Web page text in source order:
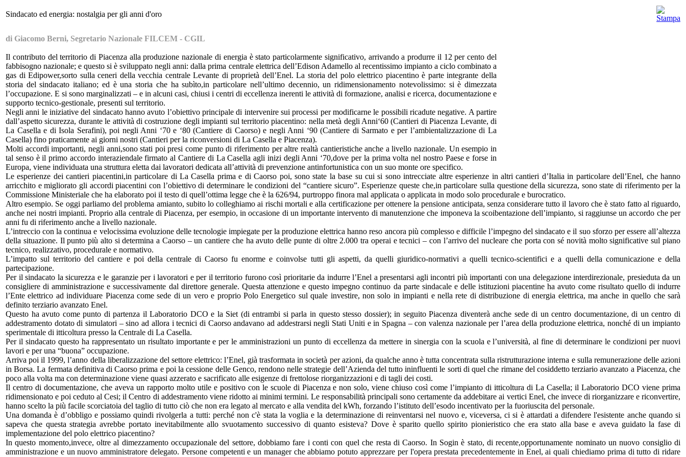
Sindacato ed energia: nostalgia per gli anni d'oro
di Giacomo Berni, Segretario Nazionale FILCEM - CGIL
Il contributo del territorio di Piacenza alla produzione nazionale di energia è stato particolarmente significativo, arrivando a produrre il 12 per cento del
fabbisogno nazionale; e questo si è sviluppato negli anni: dalla prima centrale elettrica dell’Edison Adamello al recentissimo impianto a ciclo combinato a
gas di Edipower,sorto sulla ceneri della vecchia centrale Levante di proprietà dell’Enel. La storia del polo elettrico piacentino è parte integrante della
storia del sindacato italiano; ed è una storia che ha subìto,in particolare nell’ultimo decennio, un ridimensionamento notevolissimo: si è dimezzata
l’occupazione. E si sono marginalizzati – e in alcuni casi, chiusi i centri di eccellenza inerenti le attività di formazione, analisi e ricerca, documentazione e
supporto tecnico-gestionale, presenti sul territorio.
Negli anni le iniziative del sindacato hanno avuto l’obiettivo principale di intervenire sui processi per modificarne le possibili ricadute negative. A partire
dall’aspetto sicurezza, durante le attività di costruzione degli impianti sul territorio piacentino: nella metà degli Anni‘60 (Cantieri di Piacenza Levante, di
La Casella e di Isola Serafini), poi negli Anni ‘70 e ‘80 (Cantiere di Caorso) e negli Anni ‘90 (Cantiere di Sarmato e per l’ambientalizzazione di La
Casella) fino praticamente ai giorni nostri (Cantieri per la riconversioni di La Casella e Piacenza).
Molti accordi importanti, negli anni,sono stati poi presi come punto di riferimento per altre realtà cantieristiche anche a livello nazionale. Un esempio in
tal senso è il primo accordo interaziendale firmato al Cantiere di La Casella agli inizi degli Anni ‘70,dove per la prima volta nel nostro Paese e forse in
Europa, viene individuata una struttura eletta dai lavoratori dedicata all’attività di prevenzione antinfortunistica con un suo monte ore specifico.
Le esperienze dei cantieri piacentini,in particolare di La Casella prima e di Caorso poi, sono state la base su cui si sono intrecciate altre esperienze in altri cantieri d’Italia in particolare dell’Enel, che hanno
arricchito e migliorato gli accordi piacentini con l’obiettivo di determinare le condizioni del “cantiere sicuro”. Esperienze queste che,in particolare sulla questione della sicurezza, sono state di riferimento per la
Commissione Ministeriale che ha elaborato poi il testo di quell’ottima legge che è la 626/94, purtroppo finora mal applicata o applicata in modo solo procedurale e burocratico.
Altro esempio. Se oggi parliamo del problema amianto, subito lo colleghiamo ai rischi mortali e alla certificazione per ottenere la pensione anticipata, senza considerare tutto il lavoro che è stato fatto al riguardo,
anche nei nostri impianti. Proprio alla centrale di Piacenza, per esempio, in occasione di un importante intervento di manutenzione che imponeva la scoibentazione dell’impianto, si raggiunse un accordo che per
anni fu di riferimento anche a livello nazionale.
L’intreccio con la continua e velocissima evoluzione delle tecnologie impiegate per la produzione elettrica hanno reso ancora più complesso e difficile l’impegno del sindacato e il suo sforzo per essere all’altezza
della situazione. Il punto più alto si determina a Caorso – un cantiere che ha avuto delle punte di oltre 2.000 tra operai e tecnici – con l’arrivo del nucleare che porta con sé novità molto significative sul piano
tecnico, realizzativo, procedurale e normativo.
L’impatto sul territorio del cantiere e poi della centrale di Caorso fu enorme e coinvolse tutti gli aspetti, da quelli giuridico-normativi a quelli tecnico-scientifici e a quelli della comunicazione e della
partecipazione.
Per il sindacato la sicurezza e le garanzie per i lavoratori e per il territorio furono così prioritarie da indurre l’Enel a presentarsi agli incontri più importanti con una delegazione interdirezionale, presieduta da un
consigliere di amministrazione e successivamente dal direttore generale. Questa attenzione e questo impegno continuo da parte sindacale e delle istituzioni piacentine ha avuto come risultato quello di indurre
l’Ente elettrico ad individuare Piacenza come sede di un vero e proprio Polo Energetico sul quale investire, non solo in impianti e nella rete di distribuzione di energia elettrica, ma anche in quello che sarà
definito terziario avanzato Enel.
Questo ha avuto come punto di partenza il Laboratorio DCO e la Siet (di entrambi si parla in questo stesso dossier); in seguito Piacenza diventerà anche sede di un centro documentazione, di un centro di
addestramento dotato di simulatori – sino ad allora i tecnici di Caorso andavano ad addestrarsi negli Stati Uniti e in Spagna – con valenza nazionale per l’area della produzione elettrica, nonché di un impianto
sperimentale di itticoltura presso la Centrale di La Casella.
Per il sindacato questo ha rappresentato un risultato importante e per le amministrazioni un punto di eccellenza da mettere in sinergia con la scuola e l’università, al fine di determinare le condizioni per nuovi
lavori e per una “buona” occupazione.
Arriva poi il 1999, l’anno della liberalizzazione del settore elettrico: l’Enel, già trasformata in società per azioni, da qualche anno è tutta concentrata sulla ristrutturazione interna e sulla remunerazione delle azioni
in Borsa. La fermata definitiva di Caorso prima e poi la cessione delle Genco, rendono nelle strategie dell’Azienda del tutto ininfluenti le sorti di quel che rimane del cosiddetto terziario avanzato a Piacenza, che
poco alla volta ma con determinazione viene quasi azzerato e sacrificato alle esigenze di frettolose riorganizzazioni e di tagli dei costi.
Il centro di documentazione, che aveva un rapporto molto utile e positivo con le scuole di Piacenza e non solo, viene chiuso così come l’impianto di itticoltura di La Casella; il Laboratorio DCO viene prima
ridimensionato e poi ceduto al Cesi; il Centro di addestramento viene ridotto ai minimi termini. Le responsabilità principali sono certamente da addebitare ai vertici Enel, che invece di riorganizzare e riconvertire,
hanno scelto la più facile scorciatoia del taglio di tutto ciò che non era legato al mercato e alla vendita del kWh, forzando l’istituto dell’esodo incentivato per la fuoriuscita del personale.
Una domanda è d’obbligo e possiamo quindi rivolgerla a tutti: perché non c'è stata la voglia e la determinazione di reinventarsi nel nuovo e, viceversa, ci si è attardati a difendere l'esistente anche quando si
sapeva che questa strategia avrebbe portato inevitabilmente allo svuotamento successivo di quanto esisteva? Dove è sparito quello spirito pionieristico che era stato alla base e aveva guidato la fase di
implementazione del polo elettrico piacentino?
In questo momento,invece, oltre al dimezzamento occupazionale del settore, dobbiamo fare i conti con quel che resta di Caorso. In Sogin è stato, di recente,opportunamente nominato un nuovo consiglio di
amministrazione e un nuovo amministratore delegato. Persone competenti e un manager che abbiamo potuto apprezzare per l'opera prestata precedentemente in Enel, ai quali chiediamo prima di tutto di ridare